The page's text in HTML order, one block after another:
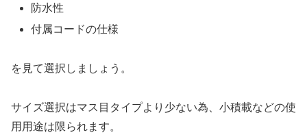
防水性
付属コードの仕様
を見て選択しましょう。
サイズ選択はマス目タイプより少ない為、小積載などの使
用用途は限られます。